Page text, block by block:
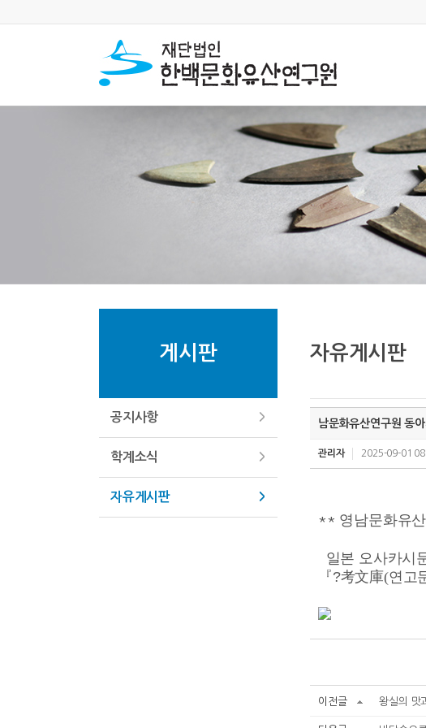
게시판
공지사항
학계소식
자유게시판
자유게시판
남문화유산연구원 동
관리자 2025-09-01
** 영남문화유
일본 오사카시
『?考文庫(연고
이전글 왕실의 맛